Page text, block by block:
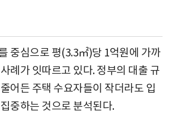
중심으로 평(3.3㎡)당 1억원에 가까
례가 잇따르고 있다. 정부의 대출 규
어든 주택 수요자들이 작더라도 입
중하는 것으로 분석된다.